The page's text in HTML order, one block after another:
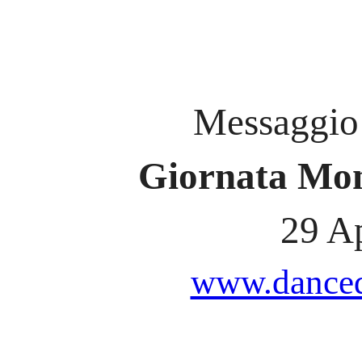
Giornata
29